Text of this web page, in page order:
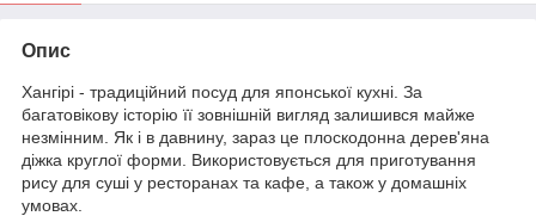
Опис
Хангірі - традиційний посуд для японської кухні. За
багатовікову історію її зовнішній вигляд залишився майже
незмінним. Як і в давнину, зараз це плоскодонна дерев'яна
діжка круглої форми. Використовується для приготування
рису для суші у ресторанах та кафе, а також у домашніх
умовах.